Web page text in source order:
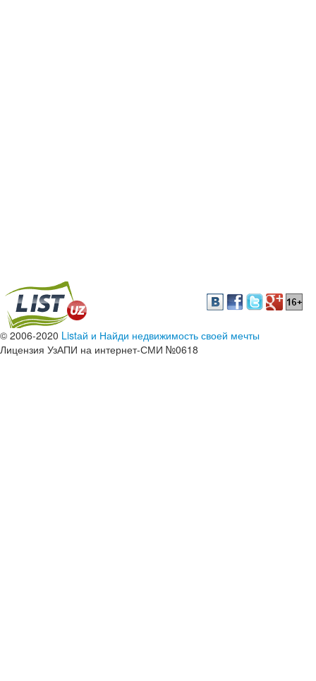
© 2006-2020 Listай и Найди недвижимость своей мечты
Лицензия УзАПИ на интернет-СМИ №0618